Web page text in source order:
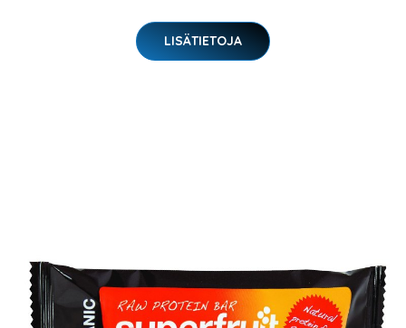
LISÄTIETOJA